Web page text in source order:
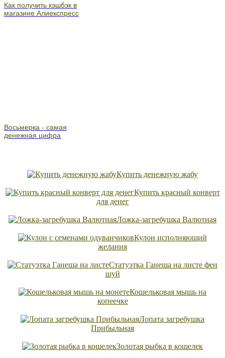
Как получить кэшбэк в
магазине Алиекспресс
Восьмерка - самая
денежная цифра
Купить денежную жабу
Купить красный конверт
для денег
Ложка-загребушка Валютная
Кулон исполняющий
желания
Статуэтка Ганеша на листе фен
шуй
Кошельковая мышь на
копеечке
Лопата загребушка
Прибыльная
Золотая рыбка в кошелек